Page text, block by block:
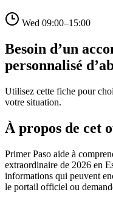
Wed 09:00–15:00
Besoin d’un
personnalisé
Utilisez cette fiche pour
votre situation.
À propos de cet
Primer Paso aide à
extraordinaire de 2026 en
informations qui peuvent
le portail officiel ou